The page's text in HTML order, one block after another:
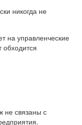
никогда не
на управленческие
не связаны с